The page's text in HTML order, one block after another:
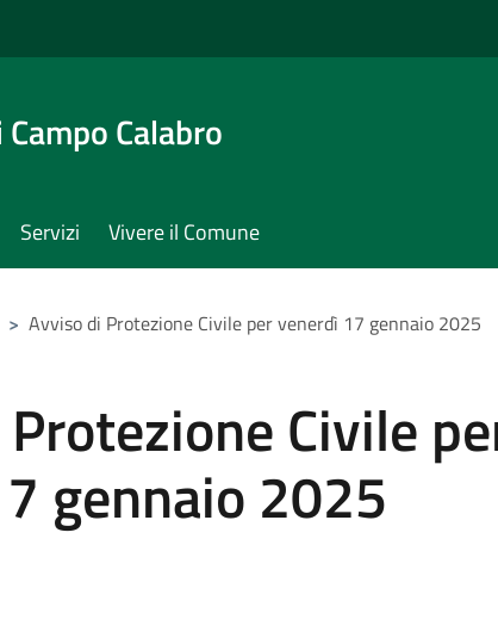
Calabro
Servizi Vivere il Comune
> Avviso di Protezione Civile per venerdì 17 gennaio 2025
Civile
gennaio 2025